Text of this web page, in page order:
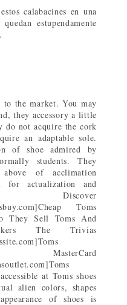
calabacines en una
estupendamente
to the market. You may
they accessory a little
do not acquire the cork
an adaptable sole.
of shoe admired by
students. They
of acclimation
for actualization and
Toms
They Sell Toms And
The Trivias
at Toms shoes
alien colors, shapes
of shoes is